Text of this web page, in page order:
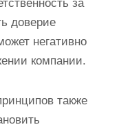
за
доверие
негативно
компании.
также